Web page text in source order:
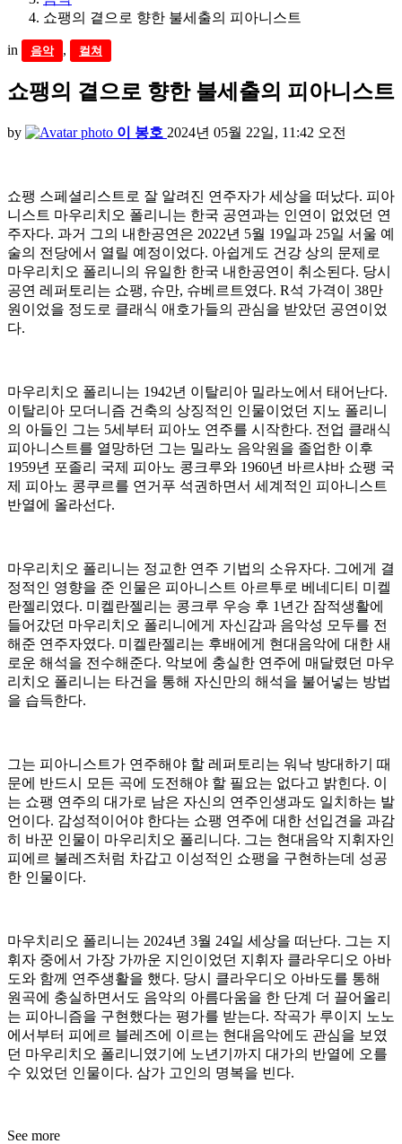
쇼팽의 곁으로 향한 불세출의 피아니스트
in 음악 , 컬쳐
쇼팽의 곁으로 향한 불세출의 피아니스트
by 이 봉호 2024년 05월 22일, 11:42 오전
쇼팽 스페셜리스트로 잘 알려진 연주자가 세상을 떠났다. 피아
니스트 마우리치오 폴리니는 한국 공연과는 인연이 없었던 연
주자다.​ 과거 그의 내한공연은 2022년 5월 19일과 25일 서울 예
술의 전당에서 열릴 예정이었다. 아쉽게도 건강 상의 문제로
마우리치오 폴리니의 유일한 한국 내한공연이 취소된다. 당시
공연 레퍼토리는 쇼팽, 슈만, 슈베르트였다. R석 가격이 38만
원이었을 정도로 클래식 애호가들의 관심을 받았던 공연이었
다.
마우리치오 폴리니는 1942년 이탈리아 밀라노에서 태어난다. ​
이탈리아 모더니즘 건축의 상징적인 인물이었던 지노 폴리니
의 아들인 그는 5세부터 피아노 연주를 시작한다. 전업 클래식
피아니스트를 열망하던 그는 밀라노 음악원을 졸업한 이후
1959년 포졸리 국제 피아노 콩크루와 1960년 바르샤바 쇼팽 국
제 피아노 콩쿠르를 연거푸 석권하면서 세계적인 피아니스트
반열에 올라선다.
마우리치오 폴리니는 정교한 연주 기법의 소유자다. 그에게 결
정적인 영향을 준 인물은 피아니스트 아르투로 베네디티 미켈
란젤리였다. 미켈란젤리는 콩크루 우승 후 1년간 잠적생활에
들어갔던 마우리치오 폴리니에게 자신감과 음악성 모두를 전
해준 연주자였다. 미켈란젤리는 후배에게 현대음악에 대한 새
로운 해석을 전수해준다. 악보에 충실한 연주에 매달렸던 마우
리치오 폴리니는 타건을 통해 자신만의 해석을 불어넣는 방법
을 습득한다.
그는 피아니스트가 연주해야 할 레퍼토리는 워낙 방대하기 때
문에 반드시 모든 곡에 도전해야 할 필요는 없다고 밝힌다. 이
는 쇼팽 연주의 대가로 남은 자신의 연주인생과도 일치하는 발
언이다. 감성적이어야 한다는 쇼팽 연주에 대한 선입견을 과감
히 바꾼 인물이 마우리치오 폴리니다. 그는 현대음악 지휘자인
피에르 불레즈처럼 차갑고 이성적인 쇼팽을 구현하는데 성공
한 인물이다.
마우치리오 폴리니는 2024년 3월 24일 세상을 떠난다. ​그는 지
휘자 중에서 가장 가까운 지인이었던 지휘자 클라우디오 아바
도와 함께 연주생활을 했다. 당시 클라우디오 아바도를 통해
원곡에 충실하면서도 음악의 아름다움을 한 단계 더 끌어올리
는 피아니즘을 구현했다는 평가를 받는다. 작곡가 루이지 노노
에서부터 피에르 블레즈에 이르는 현대음악에도 관심을 보였
던 마우리치오 폴리니였기에 노년기까지 대가의 반열에 오를
수 있었던 인물이다. 삼가 고인의 명복을 빈다.
See more